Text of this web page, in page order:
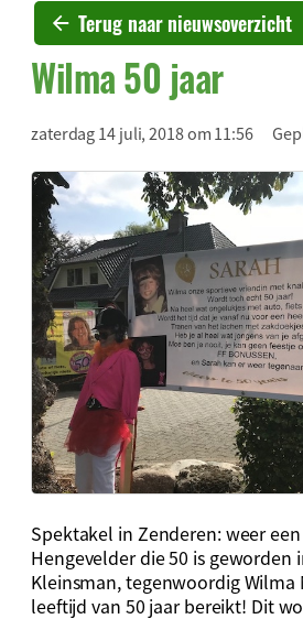
Terug naar nieuwsoverzicht
Wilma 50 jaar
zaterdag 14 juli, 2018 om 11:56
Spektakel in Zenderen: weer
Hengevelder die 50 is geworden
Kleinsman, tegenwoordig Wilma
leeftijd van 50 jaar bereikt! Dit